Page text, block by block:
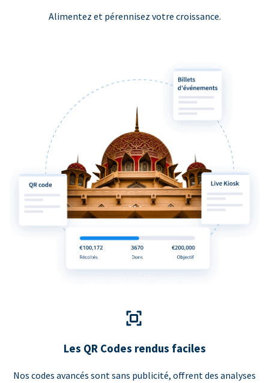
Alimentez et pérennisez votre croissance.
Les QR Codes rendus faciles
Nos codes avancés sont sans publicité, offrent des analyses